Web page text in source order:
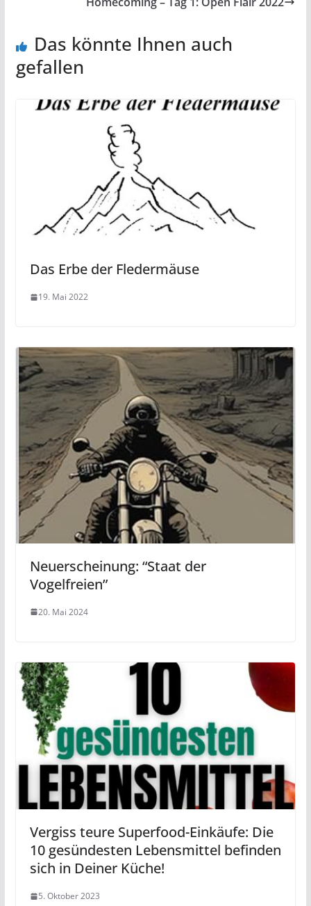
Das könnte Ihnen auch
gefallen
Das Erbe der Fledermäuse
19. Mai 2022
Neuerscheinung: “Staat der
Vogelfreien”
20. Mai 2024
Vergiss teure Superfood-Einkäufe: Die
10 gesündesten Lebensmittel befinden
sich in Deiner Küche!
5. Oktober 2023